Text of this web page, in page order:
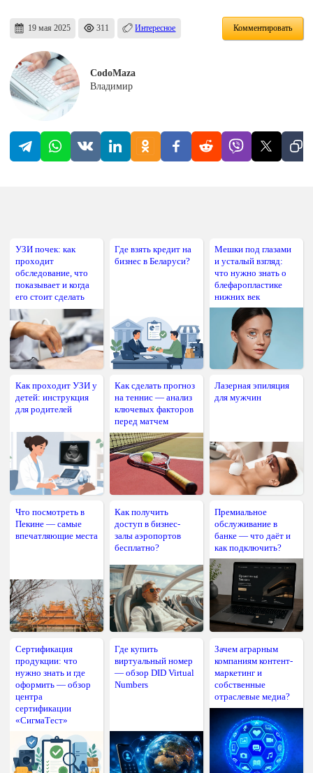
19 мая 2025 311 Интересное Комментировать
CodoMaza
Владимир
УЗИ почек: как
проходит
обследование, что
показывает и когда
его стоит сделать
Где взять кредит на
бизнес в Беларуси?
Мешки под глазами
и усталый взгляд:
что нужно знать о
блефаропластике
нижних век
Как проходит УЗИ у
детей: инструкция
для родителей
Как сделать прогноз
на теннис — анализ
ключевых факторов
перед матчем
Лазерная эпиляция
для мужчин
Что посмотреть в
Пекине — самые
впечатляющие места
Как получить
доступ в бизнес-
залы аэропортов
бесплатно?
Премиальное
обслуживание в
банке — что даёт и
как подключить?
Сертификация
продукции: что
нужно знать и где
оформить — обзор
центра
сертификации
«СигмаТест»
Где купить
виртуальный номер
— обзор DID Virtual
Numbers
Зачем аграрным
компаниям контент-
маркетинг и
собственные
отраслевые медиа?